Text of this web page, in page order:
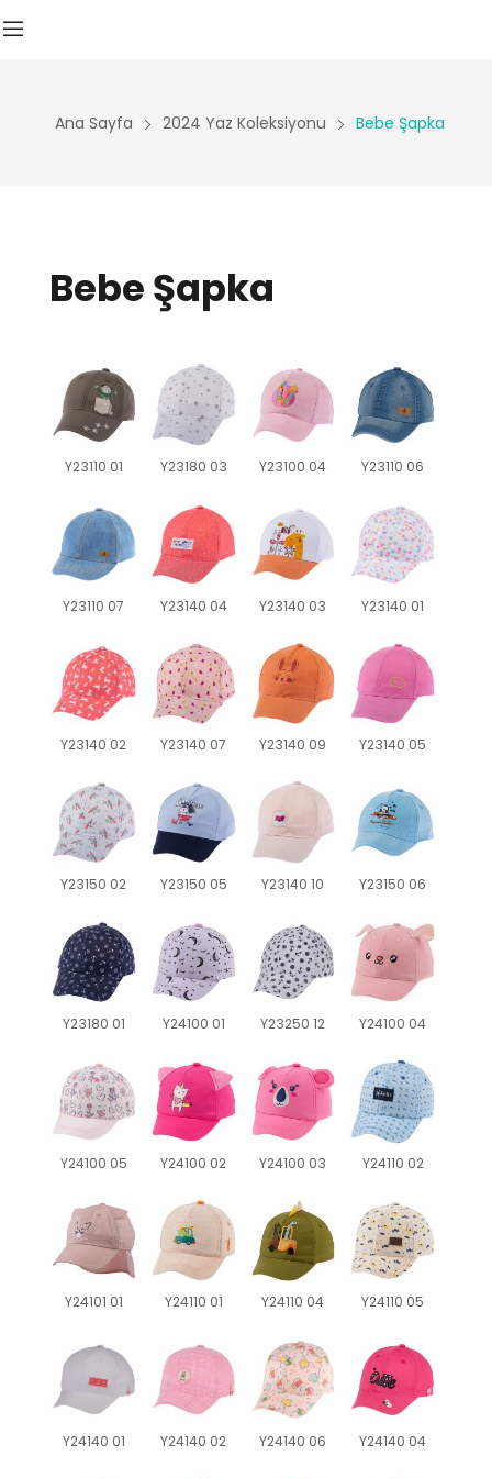
Ana Sayfa 2024 Yaz Koleksiyonu Bebe Şapka
Bebe Şapka
Y23110 01 Y23180 03 Y23100 04 Y23110 06
Y23110 07 Y23140 04 Y23140 03 Y23140 01
Y23140 02 Y23140 07 Y23140 09 Y23140 05
Y23150 02 Y23150 05 Y23140 10 Y23150 06
Y23180 01 Y24100 01 Y23250 12 Y24100 04
Y24100 05 Y24100 02 Y24100 03 Y24110 02
Y24101 01 Y24110 01 Y24110 04 Y24110 05
Y24140 01 Y24140 02 Y24140 06 Y24140 04